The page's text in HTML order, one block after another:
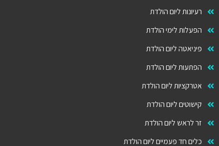
רעיונות ליום הולדת
הפעלות לימי הולדת
פיניאטה ליום הולדת
הפתעות ליום הולדת
אטרקציות ליום הולדת
קישוטים ליום הולדת
זר לראש ליום הולדת
כלים חד פעמיים ליום הולדת